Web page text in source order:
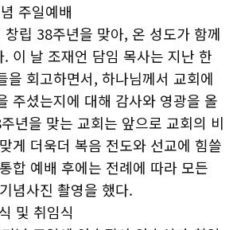
주일예배
립 38주년을 맞아, 온 성도가 함께
이 날 조재언 담임 목사는 지난 한
을 회고하면서, 하나님께서 교회에
주셨는지에 대해 감사와 영광을 올
년을 맞는 교회는 앞으로 교회의 비
게 더욱더 복음 전도와 선교에 힘쓸
합 예배 후에는 전례에 따라 모든
념사진 촬영을 했다.
및 취임식